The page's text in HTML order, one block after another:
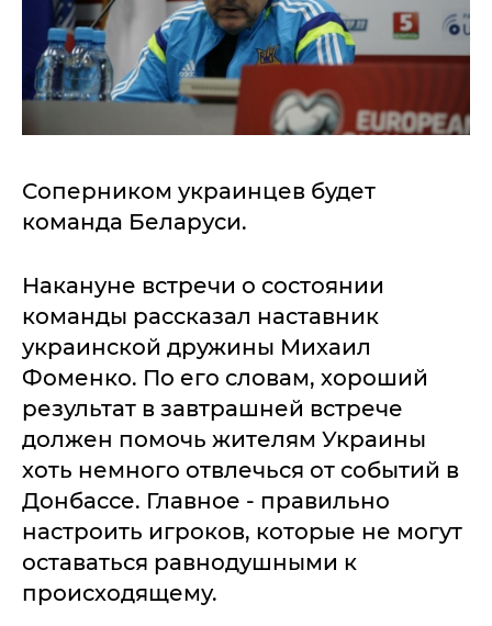
Соперником украинцев будет
команда Беларуси.
Накануне встречи о состоянии
команды рассказал наставник
украинской дружины Михаил
Фоменко. По его словам, хороший
результат в завтрашней встрече
должен помочь жителям Украины
хоть немного отвлечься от событий в
Донбассе. Главное - правильно
настроить игроков, которые не могут
оставаться равнодушными к
происходящему.